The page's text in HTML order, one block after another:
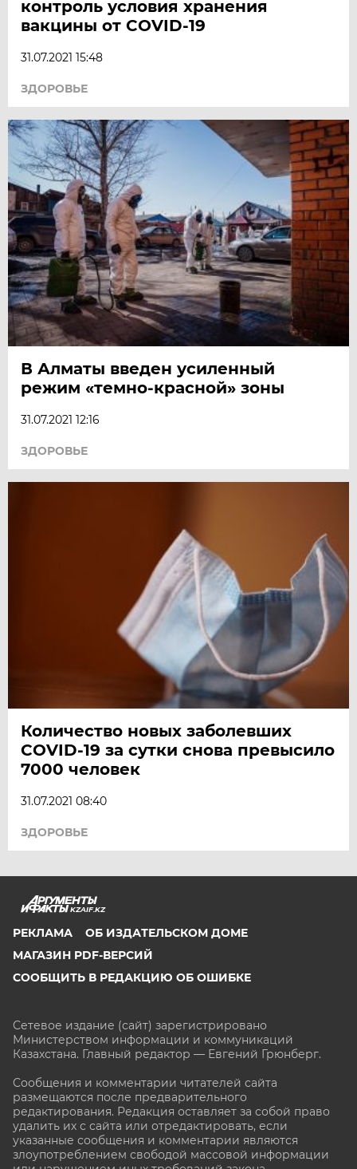
контроль условия хранения
вакцины от COVID-19
31.07.2021 15:48
ЗДОРОВЬЕ
В Алматы введен усиленный
режим «темно-красной» зоны
31.07.2021 12:16
ЗДОРОВЬЕ
Количество новых заболевших
COVID-19 за сутки снова превысило
7000 человек
31.07.2021 08:40
ЗДОРОВЬЕ
KZAIF.KZ
РЕКЛАМА
ОБ ИЗДАТЕЛЬСКОМ ДОМЕ
МАГАЗИН PDF-ВЕРСИЙ
СООБЩИТЬ В РЕДАКЦИЮ ОБ ОШИБКЕ
Сетевое издание (сайт) зарегистрировано
Министерством информации и коммуникаций
Казахстана. Главный редактор — Евгений Грюнберг.
Сообщения и комментарии читателей сайта
размещаются после предварительного
редактирования. Редакция оставляет за собой право
удалить их с сайта или отредактировать, если
указанные сообщения и комментарии являются
злоупотреблением свободой массовой информации